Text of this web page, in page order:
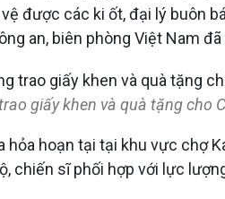
được các ki ốt, đại lý
an, biên phòng Việt Nam
giấy khen và quà tặng
hoạn tại tại khu vực chợ
chiến sĩ phối hợp với lực